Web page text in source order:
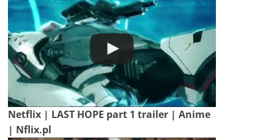
Netflix | LAST HOPE part 1 trailer | Anime
| Nflix.pl